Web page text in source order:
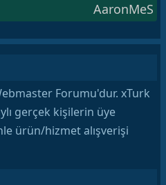
AaronMeS
Forumu'dur. xTurk
gerçek kişilerin üye
ürün/hizmet alışverişi